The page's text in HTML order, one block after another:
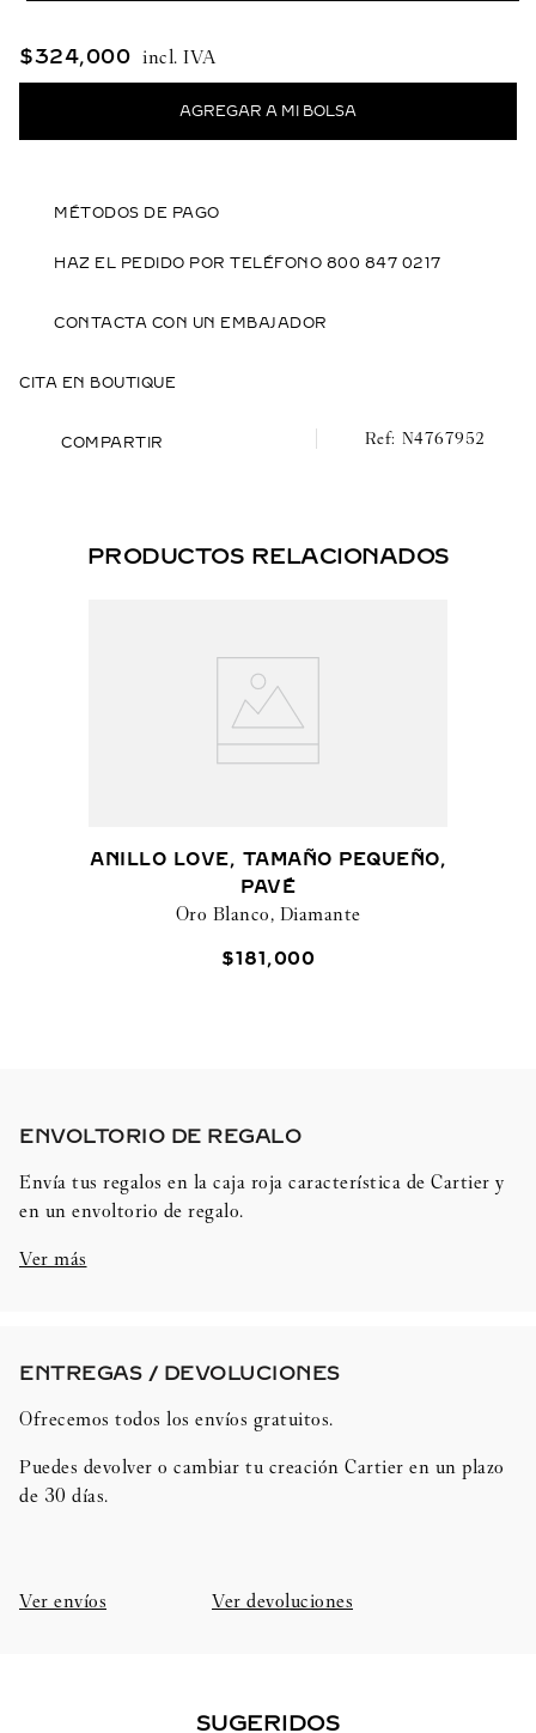
$324,000
MÉTODOS DE PAGO
HAZ EL PEDIDO POR TELÉFONO 800 847 0217
CONTACTA CON UN EMBAJADOR
CITA EN BOUTIQUE
COMPARTIR N4767952
PRODUCTOS RELACIONADOS
ANILLO LOVE, TAMAÑO PEQUEÑO,
PAVÉ
Oro Blanco, Diamante
$181 ,000
ENVOLTORIO DE REGALO​
Envía tus regalos en la caja roja característica de Cartier y
en un envoltorio de regalo.
Ver más
ENTREGAS / DEVOLUCIONES​
Ofrecemos todos los envíos gratuitos.
Puedes devolver o cambiar tu creación Cartier en un plazo
de 30 días.​
Ver envíos Ver devoluciones
SUGERIDOS